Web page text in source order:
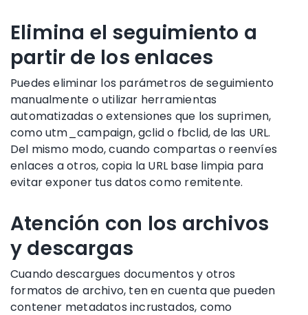
Elimina el seguimiento a
partir de los enlaces
Puedes eliminar los parámetros de seguimiento
manualmente o utilizar herramientas
automatizadas o extensiones que los suprimen,
como utm_campaign, gclid o fbclid, de las URL.
Del mismo modo, cuando compartas o reenvíes
enlaces a otros, copia la URL base limpia para
evitar exponer tus datos como remitente.
Atención con los archivos
y descargas
Cuando descargues documentos y otros
formatos de archivo, ten en cuenta que pueden
contener metadatos incrustados, como